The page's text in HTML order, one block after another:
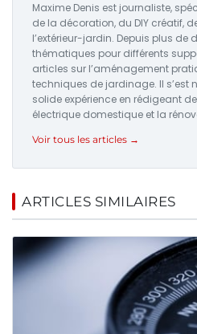
Maxime Denis est journaliste,
de la décoration, du DIY créatif,
l’extérieur-jardin. Depuis plus de
thématiques pour différents
articles sur l’aménagement
techniques de jardinage. Il s’est
solide expérience en rédigeant
électrique domestique et la
Voir tous les articles →
ARTICLES SIMILAIRES